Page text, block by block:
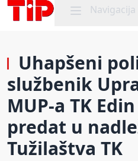
Mobile menu
Navigacija
Uhapšeni
službenik
MUP-a TK
predat u
Tužilaštva TK